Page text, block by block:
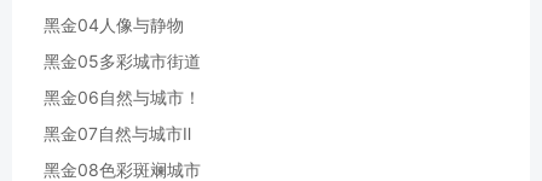
黑金04人像与静物
黑金05多彩城市街道
黑金06自然与城市！
黑金07自然与城市Ⅱ
黑金08色彩斑斓城市